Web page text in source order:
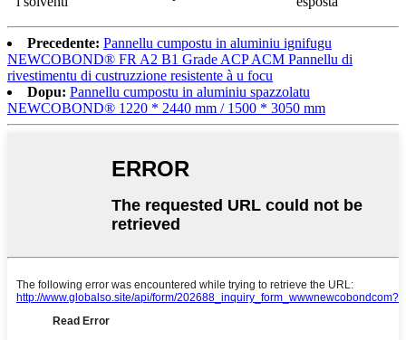
Precedente: Pannellu cumpostu in aluminiu ignifugu
NEWCOBOND® FR A2 B1 Grade ACP ACM Pannellu di
rivestimentu di custruzzione resistente à u focu
Dopu: Pannellu cumpostu in aluminiu spazzolatu
NEWCOBOND® 1220 * 2440 mm / 1500 * 3050 mm